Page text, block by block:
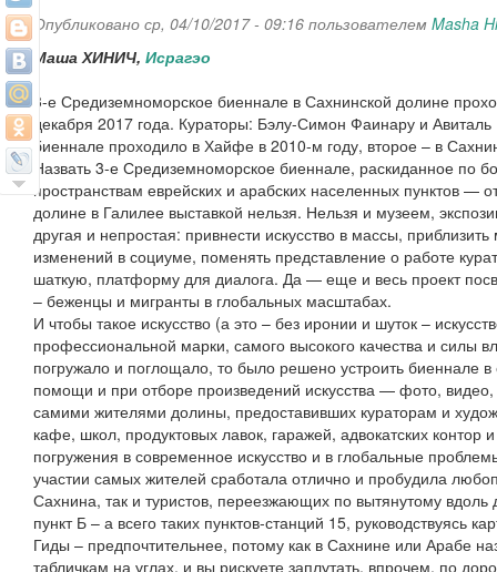
Опубликовано ср, 04/10/2017 - 09:16 пользователем Masha
Маша ХИНИЧ, Исрагэо
3-е Средиземноморское биеннале в Сахнинской долине
декабря 2017 года. Кураторы: Бэлу-Симон Фаинару и
биеннале проходило в Хайфе в 2010-м году, второе – в
Назвать 3-е Средиземноморское биеннале, раскиданное по
пространствам еврейских и арабских населенных пунктов —
долине в Галилее выставкой нельзя. Нельзя и музеем,
другая и непростая: привнести искусство в массы,
изменений в социуме, поменять представление о работе
шаткую, платформу для диалога. Да — еще и весь проект
– беженцы и мигранты в глобальных масштабах.
И чтобы такое искусство (а это – без иронии и шуток –
профессиональной марки, самого высокого качества и силы
погружало и поглощало, то было решено устроить биеннале
помощи и при отборе произведений искусства — фото,
самими жителями долины, предоставивших кураторам и
кафе, школ, продуктовых лавок, гаражей, адвокатских
погружения в современное искусство и в глобальные
участии самых жителей сработала отлично и пробудила
Сахнина, так и туристов, переезжающих по вытянутому
пункт Б – а всего таких пунктов-станций 15, руководствуясь
Гиды – предпочтительнее, потому как в Сахнине или Арабе
табличкам на углах, и вы рискуете заплутать, впрочем, по